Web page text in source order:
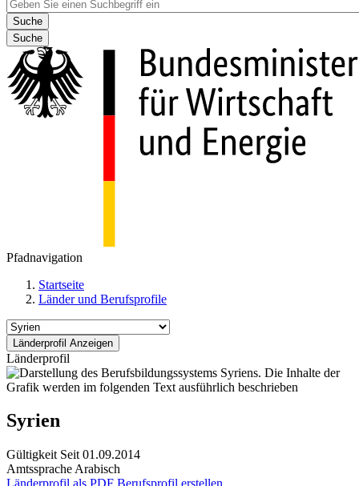
Suche
Pfadnavigation
Startseite
Länder und Berufsprofile
Länderprofil
Syrien
Gültigkeit Seit 01.09.2014
Amtssprache Arabisch